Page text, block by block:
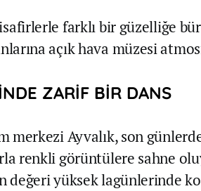
farklı bir güzelliğe
açık hava müzesi
ZARİF BİR DANS
merkezi Ayvalık, son
renkli görüntülere sahne
değeri yüksek lagünlerinde